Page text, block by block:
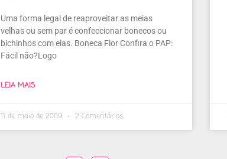
Uma forma legal de reaproveitar as meias
velhas ou sem par é confeccionar bonecos ou
bichinhos com elas. Boneca Flor Confira o PAP:
Fácil não?Logo
LEIA MAIS
11 de maio de 2009 2 Comentários